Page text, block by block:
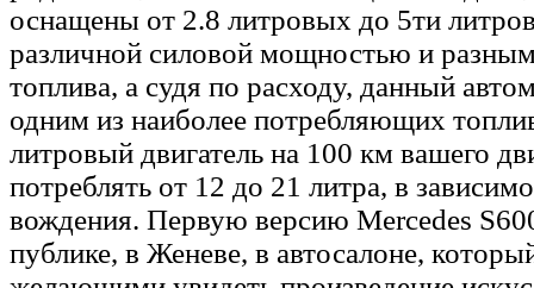
оснащены от 2.8 литровых до 5ти
различной силовой мощностью и
топлива, а судя по расходу, данный
одним из наиболее потребляющих
литровый двигатель на 100 км вашего
потреблять от 12 до 21 литра, в
вождения. Первую версию Mercedes
публике, в Женеве, в автосалоне,